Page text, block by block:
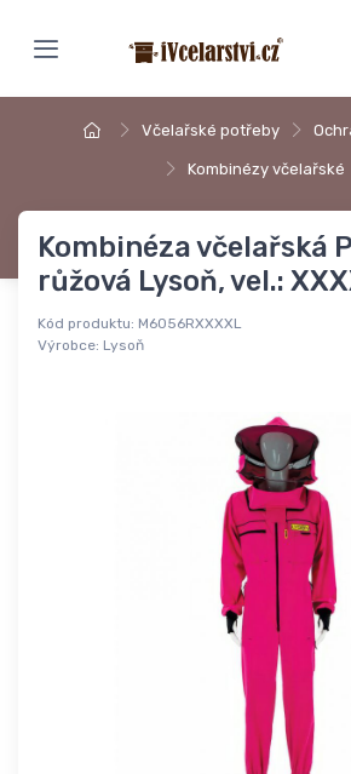
Včelařské potřeby
Kombinézy včelařské
Kombinéza včelařská
růžová Lysoň, vel.:
Kód produktu: M6056RXXXXL
Výrobce: Lysoň